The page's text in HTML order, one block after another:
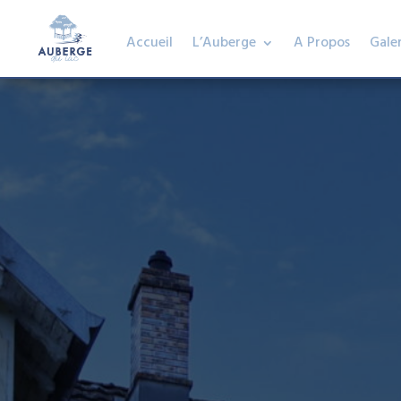
Accueil L’Auberge A Propos